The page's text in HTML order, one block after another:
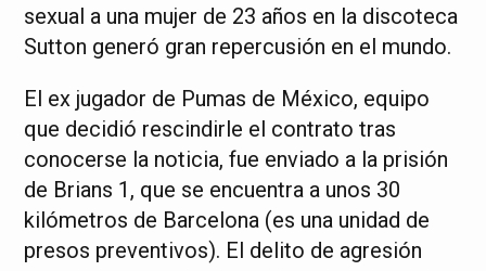
sexual a una mujer de 23 años en la discoteca
Sutton generó gran repercusión en el mundo.
El ex jugador de Pumas de México, equipo
que decidió rescindirle el contrato tras
conocerse la noticia, fue enviado a la prisión
de Brians 1, que se encuentra a unos 30
kilómetros de Barcelona (es una unidad de
presos preventivos). El delito de agresión